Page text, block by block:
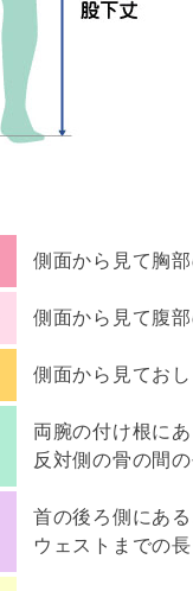
側面から見て胸
側面から見て腹
側面から見てお
両腕の付け根に
反対側の骨の間の
首の後ろ側にあ
ウェストまでの長